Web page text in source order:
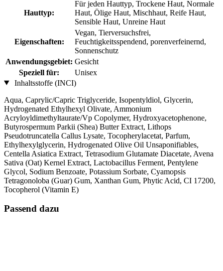
Hauttyp:
Für jeden Hauttyp, Trockene Haut, Normale
Haut, Ölige Haut, Mischhaut, Reife Haut,
Sensible Haut, Unreine Haut
Eigenschaften:
Vegan, Tierversuchsfrei,
Feuchtigkeitsspendend, porenverfeinernd,
Sonnenschutz
Anwendungsgebiet: Gesicht
Speziell für:
Unisex
Inhaltsstoffe (INCI)
Aqua, Caprylic/Capric Triglyceride, Isopentyldiol, Glycerin,
Hydrogenated Ethylhexyl Olivate, Ammonium
Acryloyldimethyltaurate/Vp Copolymer, Hydroxyacetophenone,
Butyrospermum Parkii (Shea) Butter Extract, Lithops
Pseudotruncatella Callus Lysate, Tocopherylacetat, Parfum,
Ethylhexylglycerin, Hydrogenated Olive Oil Unsaponifiables,
Centella Asiatica Extract, Tetrasodium Glutamate Diacetate, Avena
Sativa (Oat) Kernel Extract, Lactobacillus Ferment, Pentylene
Glycol, Sodium Benzoate, Potassium Sorbate, Cyamopsis
Tetragonoloba (Guar) Gum, Xanthan Gum, Phytic Acid, CI 17200,
Tocopherol (Vitamin E)
Passend dazu